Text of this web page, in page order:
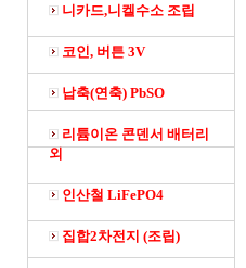
니카드,니켈수소 조립
코인, 버튼 3V
납축(연축) PbSO
리튬이온 콘덴서 배터리
외
인산철 LiFePO4
집합2차전지 (조립)